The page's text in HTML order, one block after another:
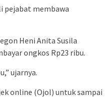
pejabat membawa
Heni Anita Susila
ongkos Rp23 ribu.
ujarnya.
online (Ojol) untuk sampai